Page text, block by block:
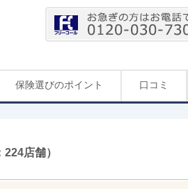
保険選びのポイント 口コミ
224店舗）